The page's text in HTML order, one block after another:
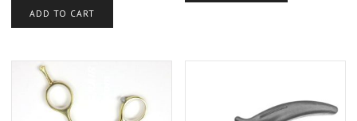
ADD TO CART